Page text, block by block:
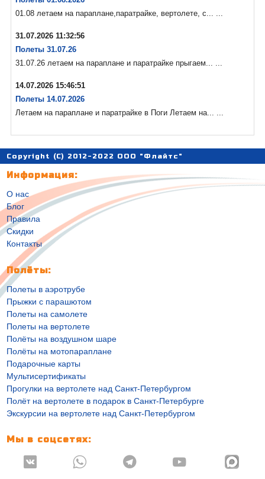
01.08 летаем на параплане,паратрайке, вертолете, с... ...
31.07.2026 11:32:56
Полеты 31.07.26
31.07.26 летаем на параплане и паратрайке прыгаем... ...
14.07.2026 15:46:51
Полеты 14.07.2026
Летаем на параплане и паратрайке в Поги Летаем на... ...
Copyright (C) 2012-2022 ООО "Флайтс"
Информация:
О нас
Блог
Правила
Скидки
Контакты
Полёты:
Полеты в аэротрубе
Прыжки с парашютом
Полеты на самолете
Полеты на вертолете
Полёты на воздушном шаре
Полёты на мотопараплане
Подарочные карты
Мультисертификаты
Прогулки на вертолете над Санкт-Петербургом
Полёт на вертолете в подарок в Санкт-Петербурге
Экскурсии на вертолете над Санкт-Петербургом
Мы в соцсетях:
   